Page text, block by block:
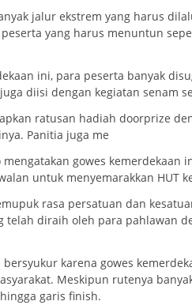
jalur ekstrem yang harus
yang harus menuntun
ini, para peserta banyak
diisi dengan kegiatan senam
ratusan hadiah doorprize
Panitia juga me
mengatakan gowes
untuk menyemarakkan HUT
rasa persatuan dan
telah diraih oleh para pahlawan
bersyukur karena gowes
Meskipun rutenya
garis finish.